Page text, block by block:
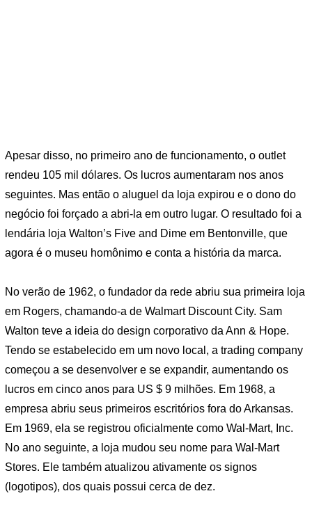
Apesar disso, no primeiro ano de funcionamento, o outlet
rendeu 105 mil dólares. Os lucros aumentaram nos anos
seguintes. Mas então o aluguel da loja expirou e o dono do
negócio foi forçado a abri-la em outro lugar. O resultado foi a
lendária loja Walton’s Five and Dime em Bentonville, que
agora é o museu homônimo e conta a história da marca.
No verão de 1962, o fundador da rede abriu sua primeira loja
em Rogers, chamando-a de Walmart Discount City. Sam
Walton teve a ideia do design corporativo da Ann & Hope.
Tendo se estabelecido em um novo local, a trading company
começou a se desenvolver e se expandir, aumentando os
lucros em cinco anos para US $ 9 milhões. Em 1968, a
empresa abriu seus primeiros escritórios fora do Arkansas.
Em 1969, ela se registrou oficialmente como Wal-Mart, Inc.
No ano seguinte, a loja mudou seu nome para Wal-Mart
Stores. Ele também atualizou ativamente os signos
(logotipos), dos quais possui cerca de dez.